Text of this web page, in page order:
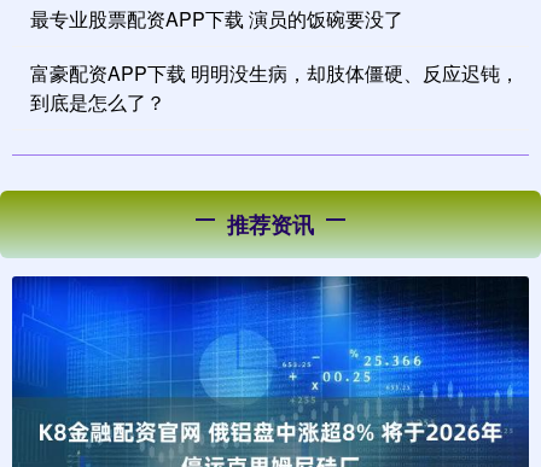
最专业股票配资APP下载 演员的饭碗要没了
富豪配资APP下载 明明没生病，却肢体僵硬、反应迟钝，
到底是怎么了？
推荐资讯